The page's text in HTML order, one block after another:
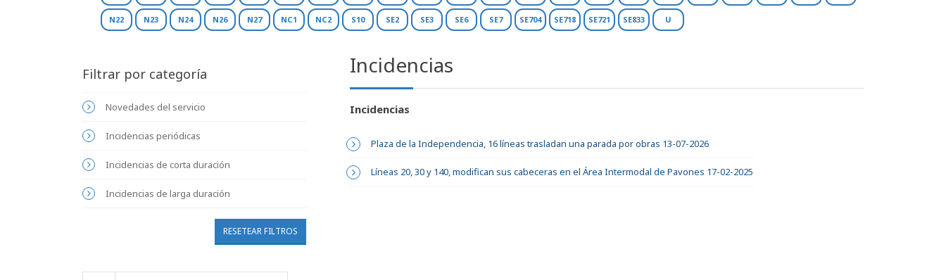
N22 N23 N24 N26 N27 NC1 NC2 S10 SE2 SE3 SE6 SE7 SE704 SE718 SE721 SE833 U
Filtrar por categoría
Novedades del servicio
Incidencias periódicas
Incidencias de corta duración
Incidencias de larga duración
RESETEAR FILTROS
Incidencias
Incidencias
Plaza de la Independencia, 16 líneas trasladan una parada por obras 13-07-2026
Líneas 20, 30 y 140, modifican sus cabeceras en el Área Intermodal de Pavones 17-02-2025